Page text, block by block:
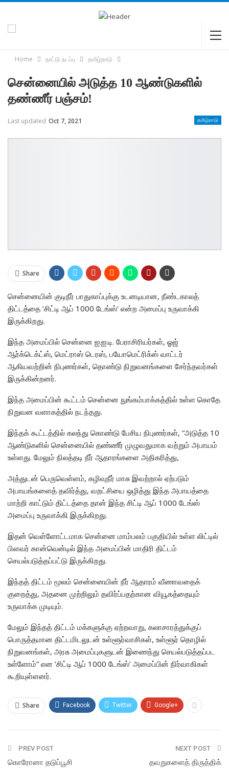
Home நாட்டு நடப்பு தமிழ்நாடு
சென்னையில் அடுத்த 10 ஆண்டுகளில்
தண்ணீர் பஞ்சம்!
தமிழ்நாடு
Last updated Oct 7, 2021
Share
சென்னையின் குடிநீர் பாதுகாப்புக்கு உடனடியான, நீண்டகாலத்
திட்டத்தை ‘சிட்டி ஆப் 1000 டேங்ஸ்’ என்ற அமைப்பு உருவாக்கி
இருக்கிறது.
இந்த அமைப்பில் சென்னை ஐ.ஐ.டி. பேராசிரியர்கள், ஓஜ்
ஆர்க்டெக்ட்ஸ், மெட்ராஸ் டெரஸ், பயோமெட்ரிக்ஸ் வாட்டர்
ஆகியவற்றின் நிபுணர்கள், தொண்டு நிறுவனங்களை சேர்ந்தவர்கள்
இருக்கின்றனர்.
இந்த அமைப்பின் கூட்டம் சென்னை நுங்கம்பாக்கத்தில் உள்ள கொதே
நிறுவன வளாகத்தில் நடந்தது.
இந்தக் கூட்டத்தில் கலந்து கொண்டு பேசிய நிபுணர்கள், “அடுத்த 10
ஆண்டுகளில் சென்னையில் தண்ணீர் முழுவதுமாக வற்றும் அபாயம்
உள்ளது. மேலும் நிலத்தடி நீர் ஆதாரங்களை அதிகரித்து,
அத்துடன் பெருவெள்ளம், கழிவுநீர் மாசு இவற்றால் ஏற்படும்
அபாயங்களைத் தவிர்த்து, வறட்சியை ஒழித்து இந்த அபாயத்தை
மாற்றி காட்டும் திட்டத்தை தான் இந்த சிட்டி ஆப் 1000 டேங்ஸ்
அமைப்பு உருவாக்கி இருக்கிறது.
இதன் வெள்ளோட்டமாக சென்னை மாம்பலம் பகுதியில் உள்ள லிட்டில்
பிளவர் கான்வென்டில் இந்த அமைப்பின் மாதிரி திட்டம்
செயல்படுத்தப்பட்டு இருக்கிறது.
இந்தத் திட்டம் மூலம் சென்னையின் நீர் ஆதாரம் வீணாவதைக்
குறைத்து, அதனை முற்றிலும் தவிர்ப்பதற்கான வியூகத்தையும்
உருவாக்க முடியும்.
மேலும் இந்தத் திட்டம் மக்களுக்கு ஏற்றவாறு, கலாசாரத்துக்குப்
பொருத்தமான திட்டமிடலுடன் உள்ளூர்வாசிகள், உள்ளூர் தொழில்
நிறுவனங்கள், அரசு அமைப்புகளுடன் இணைந்து செயல்படுத்தப்பட
உள்ளோம்” என ‘சிட்டி ஆப் 1000 டேங்ஸ்’ அமைப்பின் நிர்வாகிகள்
கூறியுள்ளனர்.
Share Facebook Twitter Google+
PREV POST
கொரோனா தடுப்பூசி
NEXT POST
தவறுகளைத் திருத்திக்